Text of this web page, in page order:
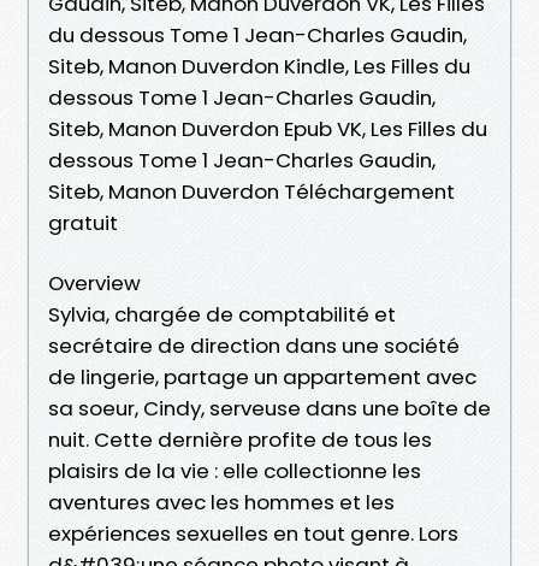
du dessous Tome 1 Jean-Charles Gaudin,
Siteb, Manon Duverdon Kindle, Les Filles du
dessous Tome 1 Jean-Charles Gaudin,
Siteb, Manon Duverdon Epub VK, Les Filles du
dessous Tome 1 Jean-Charles Gaudin,
Siteb, Manon Duverdon Téléchargement
gratuit
Overview
Sylvia, chargée de comptabilité et
secrétaire de direction dans une société
de lingerie, partage un appartement avec
sa soeur, Cindy, serveuse dans une boîte de
nuit. Cette dernière profite de tous les
plaisirs de la vie : elle collectionne les
aventures avec les hommes et les
expériences sexuelles en tout genre. Lors